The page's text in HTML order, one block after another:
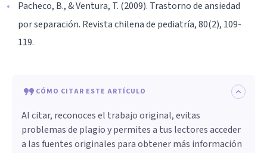
Pacheco, B., & Ventura, T. (2009). Trastorno de ansiedad
por separación. Revista chilena de pediatría, 80(2), 109-
119.
CÓMO CITAR ESTE ARTÍCULO
Al citar, reconoces el trabajo original, evitas
problemas de plagio y permites a tus lectores acceder
a las fuentes originales para obtener más información